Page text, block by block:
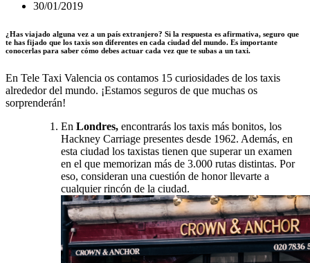
30/01/2019
¿Has viajado alguna vez a un país extranjero? Si la respuesta es afirmativa, seguro que
te has fijado que los taxis son diferentes en cada ciudad del mundo. Es importante
conocerlas para saber cómo debes actuar cada vez que te subas a un taxi.
En Tele Taxi Valencia os contamos 15 curiosidades de los taxis
alrededor del mundo. ¡Estamos seguros de que muchas os
sorprenderán!
En Londres, encontrarás los taxis más bonitos, los
Hackney Carriage presentes desde 1962. Además, en
esta ciudad los taxistas tienen que superar un examen
en el que memorizan más de 3.000 rutas distintas. Por
eso, consideran una cuestión de honor llevarte a
cualquier rincón de la ciudad.